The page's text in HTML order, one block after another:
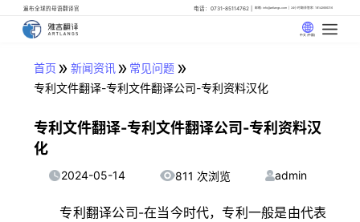
遍布全球的母语翻译官 电话：0731-85114762 邮箱: info@artlangs.com 24小时翻译管家: 18142666316
中文 (中国)
首页 » 新闻资讯» 常见问题 »
专利文件翻译-专利文件翻译公司-专利资料汉化
专利文件翻译-专利文件翻译公司-专利资料汉
化
2024-05-14 811 次浏览 admin
专利翻译公司-在当今时代，专利一般是由代表